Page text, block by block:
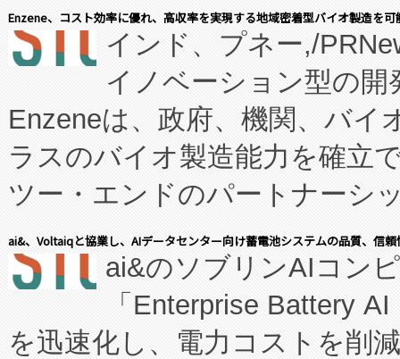
Enzene、コスト効率に優れ、高収率を実現する地域密着型バイオ製造を
インド、プネー,/
イノベーション型の
Enzeneは、政府、機関、バイ
ラスのバイオ製造能力を確立
ツー・エンドのパートナーシ
表しました。 同社の実績ある
manufacturing™ (FCCM™) プ
たNeXは、バイオ医薬品製造
従来のフェッドバッチ施設の
ai&、Voltaiqと協業し、AIデータセンター向け蓄電池システムの品質、信
ai&のソブリンAIコン
「Enterprise Battery
を迅速化し、電力コストを削